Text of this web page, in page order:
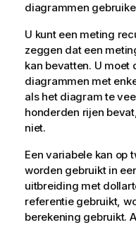
diagrammen
U kunt een meting
zeggen dat een
kan bevatten. U moet
diagrammen met
als het diagram te
honderden rijen
niet.
Een variabele kan op
worden gebruikt in
uitbreiding met
referentie gebruikt,
berekening gebruikt.